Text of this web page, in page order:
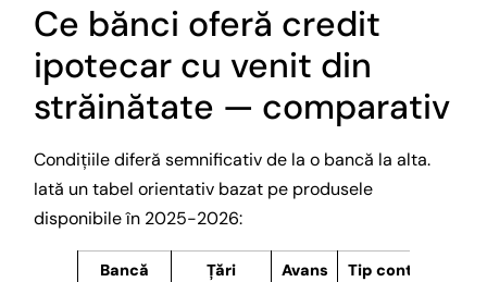
Ce bănci oferă credit
ipotecar cu venit din
străinătate — comparativ
Condițiile diferă semnificativ de la o bancă la alta.
Iată un tabel orientativ bazat pe produsele
disponibile în 2025-2026:
Bancă
Țări
Avans
Tip contract